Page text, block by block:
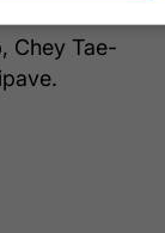
i Nvidia-
Chey Tae-